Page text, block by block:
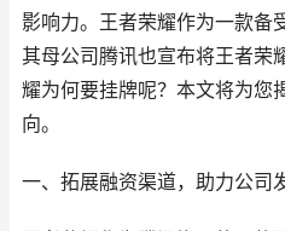
影响力。王者荣耀作为一款备
其母公司腾讯也宣布将王者荣
耀为何要挂牌呢？本文将为您
向。
一、拓展融资渠道，助力公司